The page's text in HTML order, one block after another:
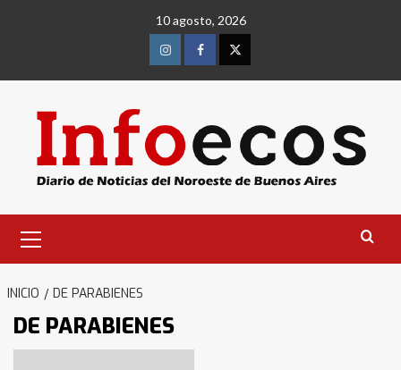
10 agosto, 2026
InstagramFacebookTwitter
primario
INICIO DE PARABIENES
DE PARABIENES